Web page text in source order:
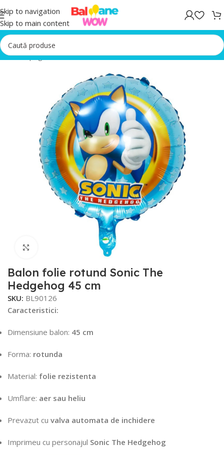
Skip to navigation
Skip to main content
Prima pagină/Baloane Aniversare
Faceți click pentru a mări
Balon folie rotund Sonic The
Hedgehog 45 cm
SKU: BL90126
Caracteristici:
Dimensiune balon: 45 cm
Forma: rotunda
Material: folie rezistenta
Umflare: aer sau heliu
Prevazut cu valva automata de inchidere
Imprimeu cu personajul Sonic The Hedgehog